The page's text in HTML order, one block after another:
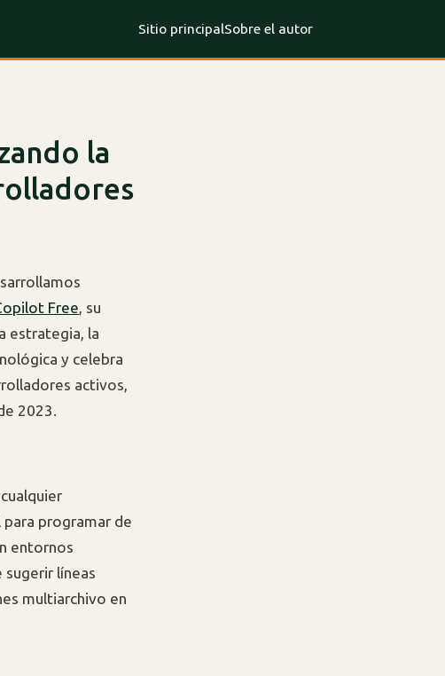
Sitio principalSobre el autor
la
Free , su
estrategia, la
y celebra
activos,
2023.
programar de
entornos
sugerir líneas
multiarchivo en